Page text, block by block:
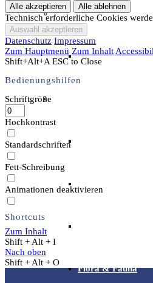
Sachsenhof-Zentrum
Belegungsplan
Flora & Fauna
Technisch erforderliche Cookies
Datenschutz Impressum
Zum Hauptmenü Zum Inhalt
Shift+Alt+A ESC to Close
Bedienungshilfen
Schriftgröße
Hochkontrast
Standardschriften
Fett-Schreibung
Animationen deaktivieren
Shortcuts
Zum Inhalt
Shift + Alt + I
Nach oben
Shift + Alt + O